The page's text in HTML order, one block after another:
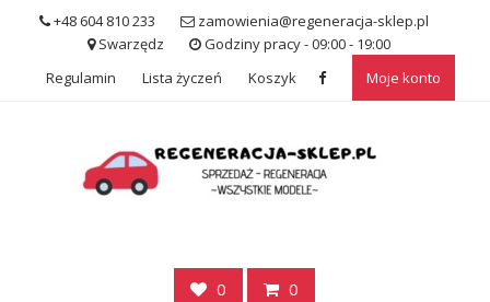
+48 604 810 233
zamowienia@regeneracja-sklep.pl
Swarzędz
Godziny pracy - 09:00 - 19:00
Regulamin
Lista życzeń Koszyk Moje konto
0 0